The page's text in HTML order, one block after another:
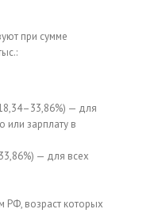
при сумме
— для
или зарплату в
— для всех
РФ, возраст которых